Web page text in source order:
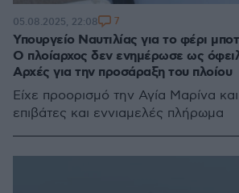
Υπουργείο Ναυτιλίας για το φέρι
Ο πλοίαρχος δεν ενημέρωσε ως
Αρχές για την προσάραξη του πλοίου
Είχε προορισμό την Αγία Μαρίνα
επιβάτες και εννιαμελές πλήρωμα
05.08.2025, 22:08 7